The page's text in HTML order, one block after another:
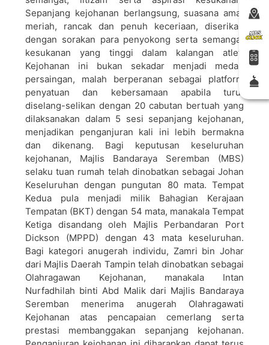
Sepanjang kejohanan berlangsung, suasana amat
meriah, rancak dan penuh keceriaan, diserikan
dengan sorakan para penyokong serta semangat
kesukanan yang tinggi dalam kalangan atlet.
Kejohanan ini bukan sekadar menjadi medan
persaingan, malah berperanan sebagai platform
penyatuan dan kebersamaan apabila turut
diselang-selikan dengan 20 cabutan bertuah yang
dilaksanakan dalam 5 sesi sepanjang kejohanan,
menjadikan penganjuran kali ini lebih bermakna
dan dikenang. Bagi keputusan keseluruhan
kejohanan, Majlis Bandaraya Seremban (MBS)
selaku tuan rumah telah dinobatkan sebagai Johan
Keseluruhan dengan pungutan 80 mata. Tempat
Kedua pula menjadi milik Bahagian Kerajaan
Tempatan (BKT) dengan 54 mata, manakala Tempat
Ketiga disandang oleh Majlis Perbandaran Port
Dickson (MPPD) dengan 43 mata keseluruhan.
Bagi kategori anugerah individu, Zamri bin Johar
dari Majlis Daerah Tampin telah dinobatkan sebagai
Olahragawan Kejohanan, manakala Intan
Nurfadhilah binti Abd Malik dari Majlis Bandaraya
Seremban menerima anugerah Olahragawati
Kejohanan atas pencapaian cemerlang serta
prestasi membanggakan sepanjang kejohanan.